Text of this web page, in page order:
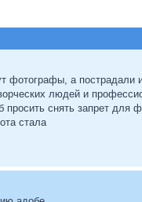
а пострадали
людей и
снять запрет для
стала